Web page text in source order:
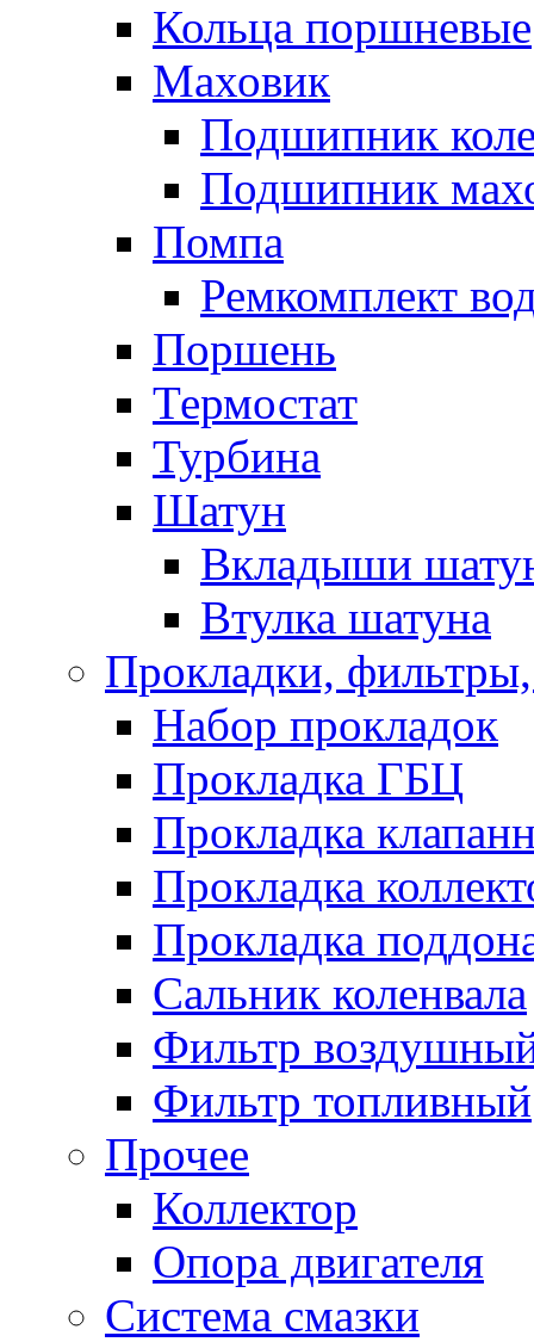
Кольца поршневые
Маховик
Подшипник
Подшипник
Помпа
Ремкомплект
Поршень
Термостат
Турбина
Шатун
Вкладыши
Втулка шатуна
Прокладки,
Набор прокладок
Прокладка ГБЦ
Прокладка
Прокладка
Прокладка
Сальник коленвала
Фильтр
Фильтр топливный
Прочее
Коллектор
Опора двигателя
Система смазки